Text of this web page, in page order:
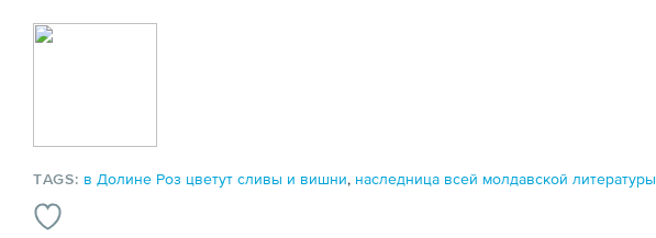
TAGS: в Долине Роз цветут сливы и вишни, наследница всей молдавской литературы